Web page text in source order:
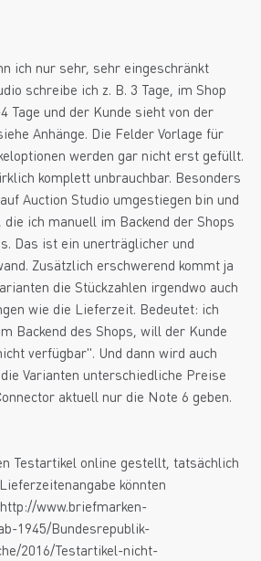
ich nur sehr, sehr eingeschränkt
schreibe ich z. B. 3 Tage, im Shop
Tage und der Kunde sieht von der
Anhänge. Die Felder Vorlage für
werden gar nicht erst gefüllt.
komplett unbrauchbar. Besonders
Auction Studio umgestiegen bin und
ich manuell im Backend der Shops
Das ist ein unerträglicher und
Zusätzlich erschwerend kommt ja
die Stückzahlen irgendwo auch
wie die Lieferzeit. Bedeutet: ich
Backend des Shops, will der Kunde
verfügbar". Und dann wird auch
Varianten unterschiedliche Preise
aktuell nur die Note 6 geben.
Testartikel online gestellt, tatsächlich
könnten
www.briefmarken-
1945/Bundesrepublik-
2016/Testartikel-nicht-